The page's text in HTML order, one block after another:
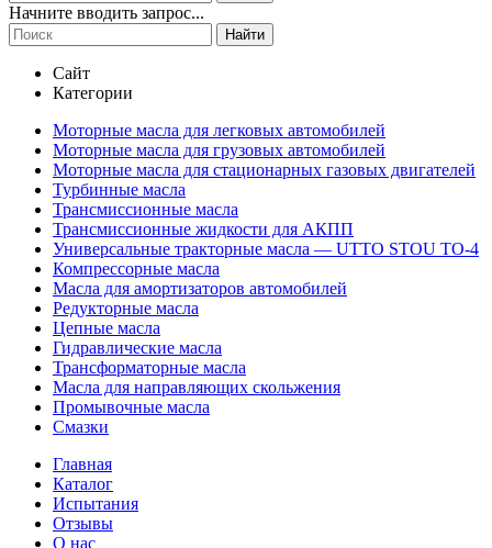
Начните вводить запрос...
Найти
Сайт
Категории
Моторные масла для легковых автомобилей
Моторные масла для грузовых автомобилей
Моторные масла для стационарных газовых двигателей
Турбинные масла
Трансмиссионные масла
Трансмиссионные жидкости для АКПП
Универсальные тракторные масла — UTTO STOU ТО-4
Компрессорные масла
Масла для амортизаторов автомобилей
Редукторные масла
Цепные масла
Гидравлические масла
Трансформаторные масла
Масла для направляющих скольжения
Промывочные масла
Смазки
Главная
Каталог
Испытания
Отзывы
О нас